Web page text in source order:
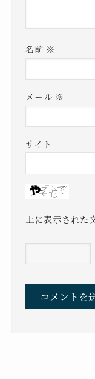
名前 ※
メール ※
サイト
上に表示された